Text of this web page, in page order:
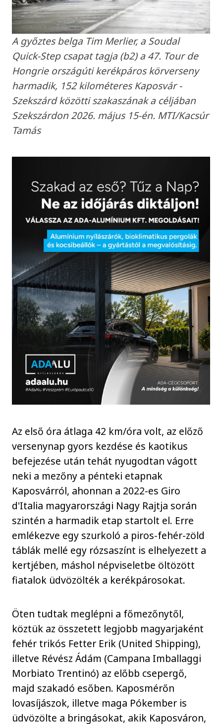
A győztes belga Tim Merlier, a Soudal
Quick-Step csapat tagja (b2) a 47. Tour de
Hongrie országúti kerékpáros körverseny
harmadik, 152 kilométeres Kaposvár -
Szekszárd közötti szakaszának a céljában
Szekszárdon 2026. május 15-én. MTI/Kacsúr
Tamás
Az első óra átlaga 42 km/óra volt, az előző
versenynap gyors kezdése és kaotikus
befejezése után tehát nyugodtan vágott
neki a mezőny a pénteki etapnak
Kaposvárról, ahonnan a 2022-es Giro
d'Italia magyarországi Nagy Rajtja során
szintén a harmadik etap startolt el. Erre
emlékezve egy szurkoló a piros-fehér-zöld
táblák mellé egy rózsaszínt is elhelyezett a
kertjében, máshol népviseletbe öltözött
fiatalok üdvözölték a kerékpárosokat.
Öten tudtak meglépni a főmezőnytől,
köztük az összetett legjobb magyarjaként
fehér trikós Fetter Erik (United Shipping),
illetve Révész Ádám (Campana Imballaggi
Morbiato Trentinó) az előbb csepergő,
majd szakadó esőben. Kaposmérőn
lovasíjászok, illetve maga Pókember is
üdvözölte a bringásokat, akik Kaposváron,